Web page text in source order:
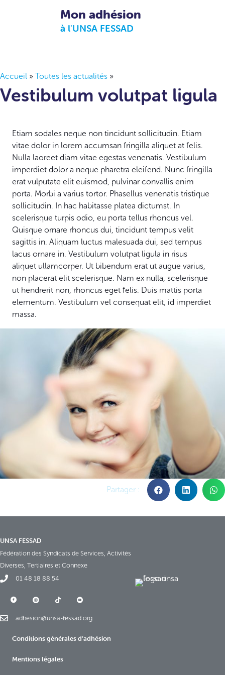
Mon adhésion
à l'UNSA FESSAD
Accueil » Toutes les actualités »
Vestibulum volutpat ligula
Etiam sodales neque non tincidunt sollicitudin. Etiam
vitae dolor in lorem accumsan fringilla aliquet at felis.
Nulla laoreet diam vitae egestas venenatis. Vestibulum
imperdiet dolor a neque pharetra eleifend. Nunc fringilla
erat vulputate elit euismod, pulvinar convallis enim
porta. Morbi a varius tortor. Phasellus venenatis tristique
sollicitudin. In hac habitasse platea dictumst. In
scelerisque turpis odio, eu porta tellus rhoncus vel.
Quisque ornare rhoncus dui, tincidunt tempus velit
sagittis in. Aliquam luctus malesuada dui, sed tempus
lacus ornare in. Vestibulum volutpat ligula in risus
aliquet ullamcorper. Ut bibendum erat ut augue varius,
non placerat elit scelerisque. Nam ex nulla, scelerisque
ut hendrerit non, rhoncus eget felis. Duis mattis porta
elementum. Vestibulum vel consequat elit, id imperdiet
massa.
Conditions générales d’adhésion
Mentions légales
UNSA FESSAD
Fédération des Syndicats de Services, Activités
Diverses, Tertiaires et Connexe
01 48 18 88 54
adhesion@unsa-fessad.org